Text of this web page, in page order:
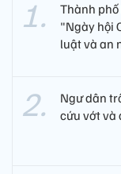
Thành phố
"Ngày hội
luật và an
Ngư dân
cứu vớt và